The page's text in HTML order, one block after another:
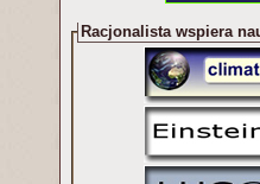
Racjonalista wspiera